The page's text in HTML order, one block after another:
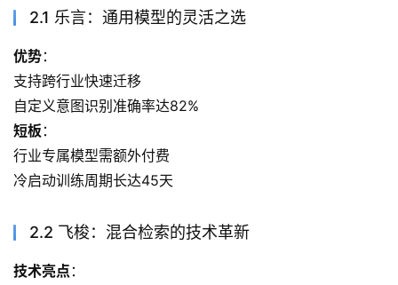
2.1 乐言：通用模型的灵活之选
优势：
支持跨行业快速迁移
自定义意图识别准确率达82%
短板 ：
行业专属模型需额外付费
冷启动训练周期长达45天
2.2 飞梭：混合检索的技术革新
技术亮点 ：